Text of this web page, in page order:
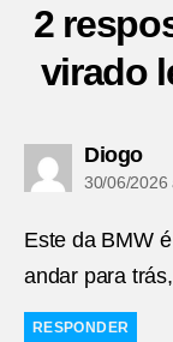
2
virado
Diogodiz:
30/06/2026
Este da BMW
andar para
RESPONDER